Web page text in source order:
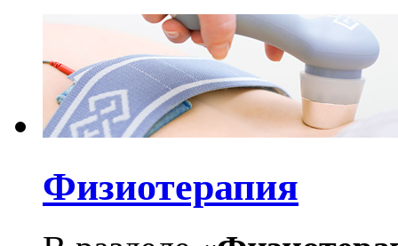
Физиотерапия